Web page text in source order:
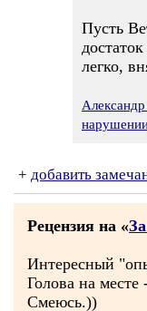
Пусть
легко,
+ добавить
Рецензия на «
Интересный
Голова на
Смеюсь.))